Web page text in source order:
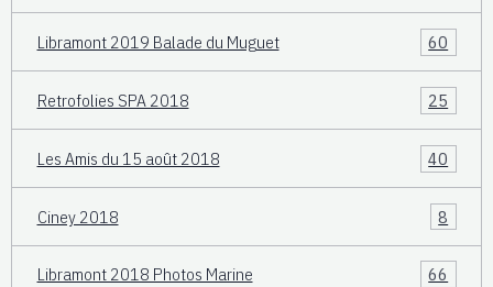
Libramont 2019 Balade du Muguet 60
Retrofolies SPA 2018 25
Les Amis du 15 août 2018 40
Ciney 2018 8
Libramont 2018 Photos Marine 66